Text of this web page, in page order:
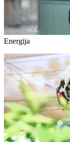
Energija